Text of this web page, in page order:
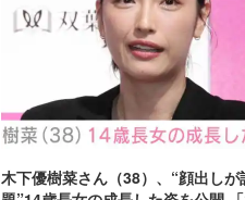
木下優樹菜さん（38）、“顔出しが